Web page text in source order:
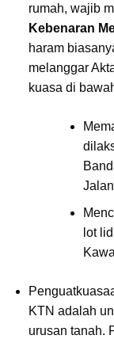
rumah, wajib
Kebenaran
haram
melanggar
kuasa di
lot
KTN adalah
urusan tanah.